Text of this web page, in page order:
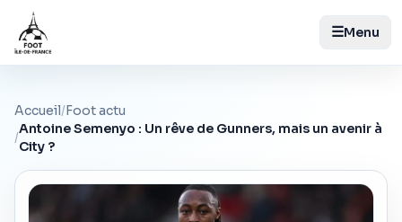
☰Menu
Accueil/Foot actu
/
Antoine Semenyo : Un rêve de Gunners, mais un avenir à
City ?